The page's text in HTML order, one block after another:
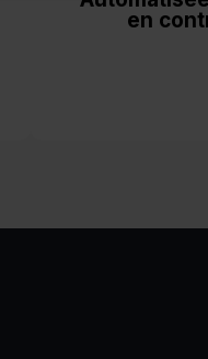
en